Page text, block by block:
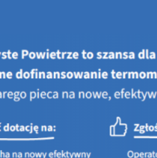
AKTUALNOŚCI